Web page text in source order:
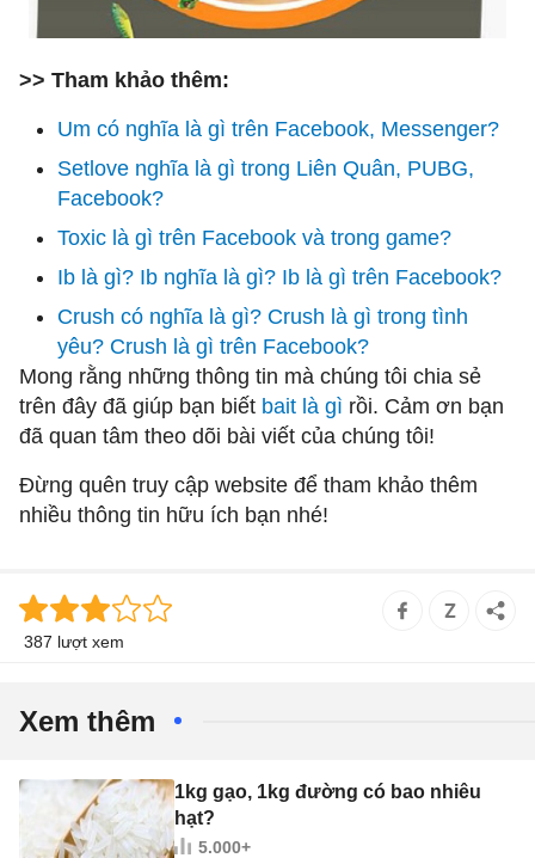
>> Tham khảo thêm:
Um có nghĩa là gì trên Facebook, Messenger?
Setlove nghĩa là gì trong Liên Quân, PUBG,
Facebook?
Toxic là gì trên Facebook và trong game?
Ib là gì? Ib nghĩa là gì? Ib là gì trên Facebook?
Crush có nghĩa là gì? Crush là gì trong tình
yêu? Crush là gì trên Facebook?
Mong rằng những thông tin mà chúng tôi chia sẻ
trên đây đã giúp bạn biết bait là gì rồi. Cảm ơn bạn
đã quan tâm theo dõi bài viết của chúng tôi!
Đừng quên truy cập website để tham khảo thêm
nhiều thông tin hữu ích bạn nhé!
387 lượt xem
Xem thêm
1kg gạo, 1kg đường có bao nhiêu
hạt?
5.000+